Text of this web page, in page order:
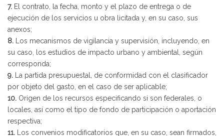
7. El contrato, la fecha, monto y el plazo de entrega o de
ejecución de los servicios u obra licitada y, en su caso, sus
anexos;
8. Los mecanismos de vigilancia y supervisión, incluyendo, en
su caso, los estudios de impacto urbano y ambiental, según
corresponda;
9. La partida presupuestal, de conformidad con el clasificador
por objeto del gasto, en el caso de ser aplicable;
10. Origen de los recursos especificando si son federales, o
locales, así como el tipo de fondo de participación o aportación
respectiva;
11. Los convenios modificatorios que, en su caso, sean firmados,